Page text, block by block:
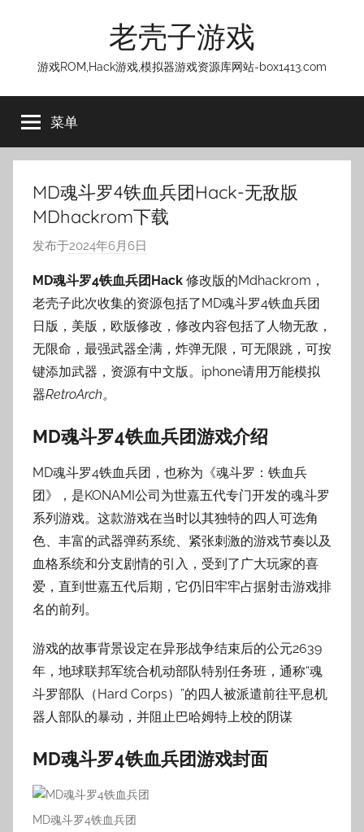
老壳子游戏
游戏ROM,Hack游戏,模拟器游戏资源库网站-box1413.com
菜单
MD魂斗罗4铁血兵团Hack-无敌版
MDhackrom下载
发布于2024年6月6日
:
老
壳
子
MD魂斗罗4铁血兵团Hack 修改版的Mdhackrom，
老壳子此次收集的资源包括了MD魂斗罗4铁血兵团
日版，美版，欧版修改，修改内容包括了人物无敌，
无限命，最强武器全满，炸弹无限，可无限跳，可按
键添加武器，资源有中文版。iphone请用万能模拟
器RetroArch。
MD魂斗罗4铁血兵团游戏介绍
MD魂斗罗4铁血兵团，也称为《魂斗罗：铁血兵
团》，是KONAMI公司为世嘉五代专门开发的魂斗罗
系列游戏。这款游戏在当时以其独特的四人可选角
色、丰富的武器弹药系统、紧张刺激的游戏节奏以及
血格系统和分支剧情的引入，受到了广大玩家的喜
爱，直到世嘉五代后期，它仍旧牢牢占据射击游戏排
名的前列。
游戏的故事背景设定在异形战争结束后的公元2639
年，地球联邦军统合机动部队特别任务班，通称“魂
斗罗部队（Hard Corps）”的四人被派遣前往平息机
器人部队的暴动，并阻止巴哈姆特上校的阴谋
MD魂斗罗4铁血兵团游戏封面
MD魂斗罗4铁血兵团